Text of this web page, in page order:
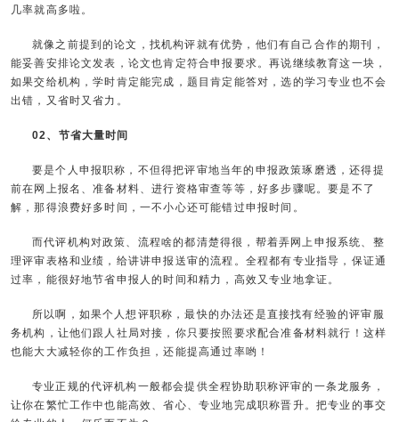
几率就高多啦。
就像之前提到的论文，找机构评就有优势，他们有自己合作的期刊，
能妥善安排论文发表，论文也肯定符合申报要求。再说继续教育这一块，
如果交给机构，学时肯定能完成，题目肯定能答对，选的学习专业也不会
出错，又省时又省力。
02、节省大量时间
要是个人申报职称，不但得把评审地当年的申报政策琢磨透，还得提
前在网上报名、准备材料、进行资格审查等等，好多步骤呢。要是不了
解，那得浪费好多时间，一不小心还可能错过申报时间。
而代评机构对政策、流程啥的都清楚得很，帮着弄网上申报系统、整
理评审表格和业绩，给讲讲申报送审的流程。全程都有专业指导，保证通
过率，能很好地节省申报人的时间和精力，高效又专业地拿证。
所以啊，如果个人想评职称，最快的办法还是直接找有经验的评审服
务机构，让他们跟人社局对接，你只要按照要求配合准备材料就行！这样
也能大大减轻你的工作负担，还能提高通过率哟！
专业正规的代评机构一般都会提供全程协助职称评审的一条龙服务，
让你在繁忙工作中也能高效、省心、专业地完成职称晋升。把专业的事交